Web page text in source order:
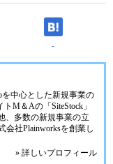
-
を中心とした新規事業の
M＆Aの「SiteStock」
、多数の新規事業の立
会社Plainworksを創業し
» 詳しいプロフィール